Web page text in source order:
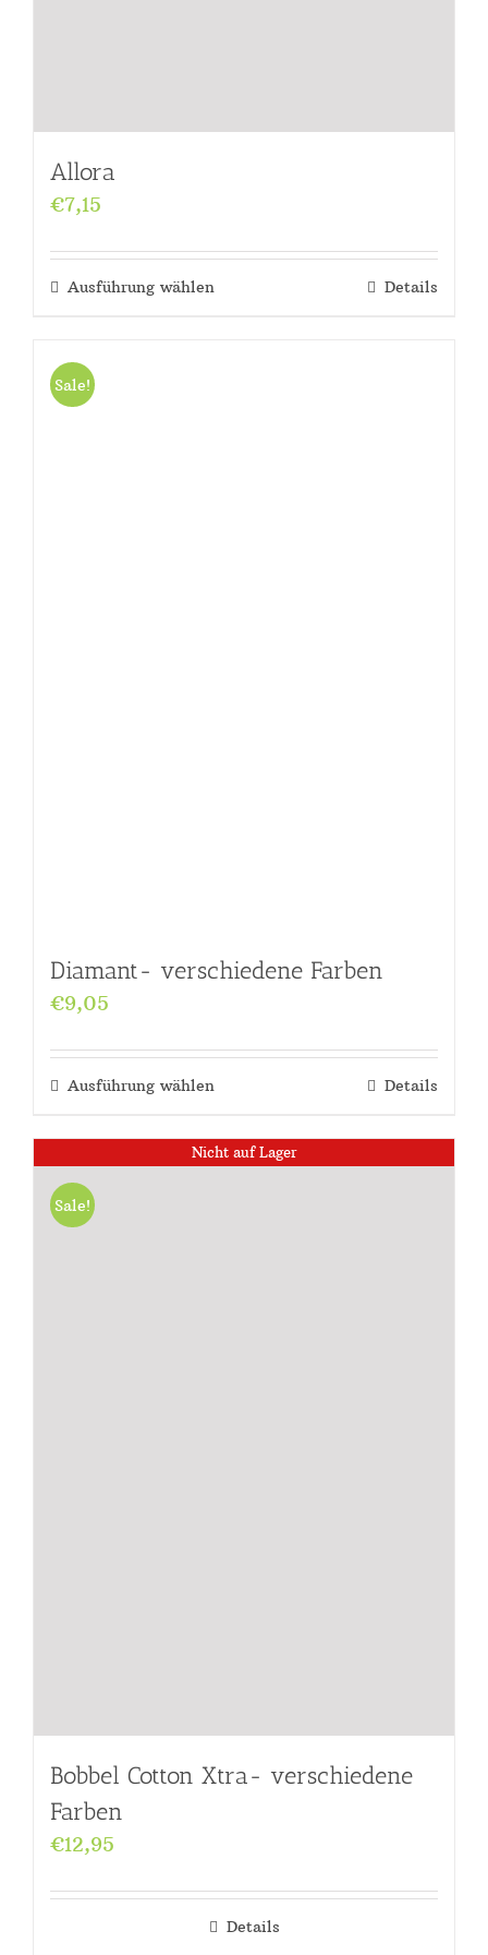
Allora
€7,15
Ausführung wählen Details
Sale!
Diamant- verschiedene Farben
€9,05
Ausführung wählen Details
Nicht auf Lager
Sale!
Bobbel Cotton Xtra- verschiedene
Farben
€12,95
Details